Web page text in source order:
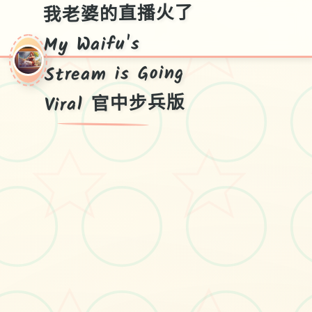
我老婆的直播火了
My Waifu's
Stream is Going
Viral 官中步兵版